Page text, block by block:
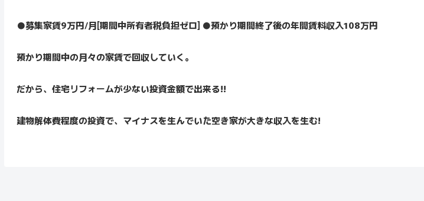
●募集家賃9万円/月[期間中所有者税負担ゼロ] ●預かり期間終了後の年間賃料収入108万円
預かり期間中の月々の家賃で回収していく。
だから、住宅リフォームが少ない投資金額で出来る!!
建物解体費程度の投資で、マイナスを生んでいた空き家が大きな収入を生む!